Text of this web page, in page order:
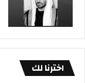
اخترنا لك